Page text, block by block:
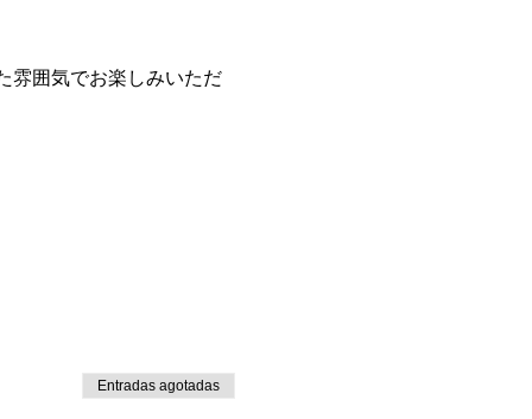
雰囲気でお楽しみいただ
Entradas agotadas